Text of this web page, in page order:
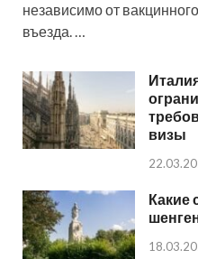
независимо от
въезда. …
визы
Какие